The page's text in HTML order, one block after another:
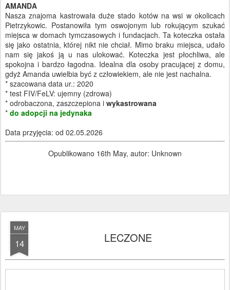
AMANDA
Nasza znajoma kastrowała duże stado kotów na wsi w okolicach
Pietrzykowic. Postanowiła tym oswojonym lub rokującym szukać
miejsca w domach tymczasowych i fundacjach. Ta koteczka ostała
się jako ostatnia, której nikt nie chciał. Mimo braku miejsca, udało
nam się jakoś ją u nas ulokować. Koteczka jest płochliwa, ale
spokojna i bardzo łagodna. Idealna dla osoby pracującej z domu,
gdyż Amanda uwielbia być z człowiekiem, ale nie jest nachalna.
* szacowana data ur.: 2020
* test FIV/FeLV: ujemny (zdrowa)
* odrobaczona, zaszczepiona i wykastrowana
* do adopcji na jedynaka
Data przyjęcia: od 02.05.2026
Opublikowano 16th May, autor: Unknown
MAY
14 LECZONE